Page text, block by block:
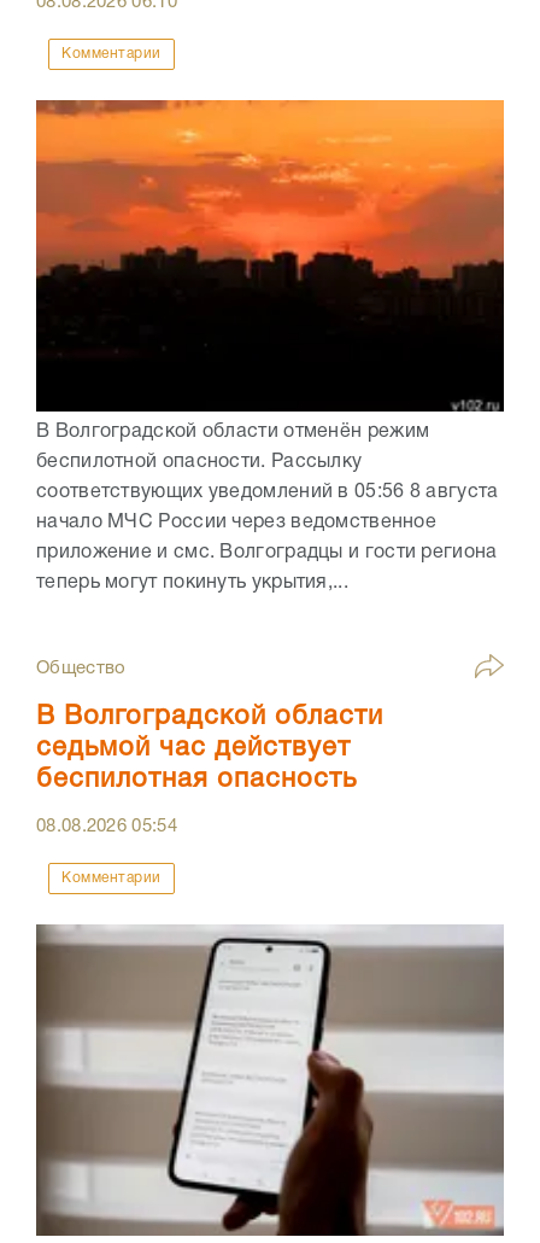
Комментарии
В Волгоградской области отменён режим
беспилотной опасности. Рассылку
соответствующих уведомлений в 05:56 8 августа
начало МЧС России через ведомственное
приложение и смс. Волгоградцы и гости региона
теперь могут покинуть укрытия,...
Общество
В Волгоградской области
седьмой час действует
беспилотная опасность
08.08.202605:54
Комментарии